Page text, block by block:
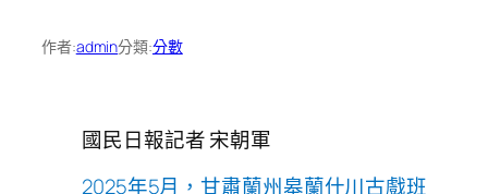
作者:admin分類:分數
國民日報記者 宋朝軍
2025年5月，甘肅蘭州皋蘭什川古戲班